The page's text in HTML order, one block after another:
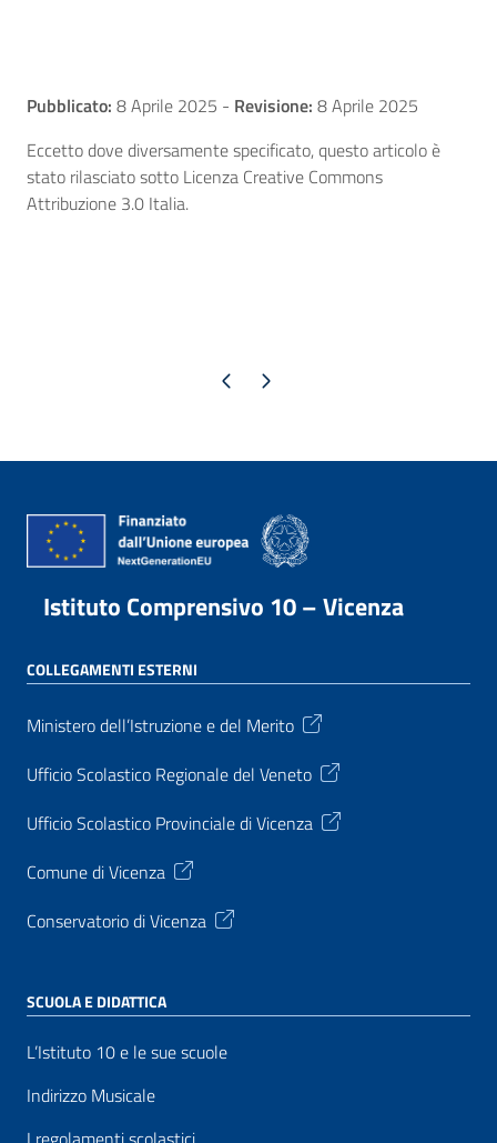
Pubblicato: 8 Aprile 2025 - Revisione: 8 Aprile 2025
Eccetto dove diversamente specificato, questo articolo è
stato rilasciato sotto Licenza Creative Commons
Attribuzione 3.0 Italia.
Pagina precedente
Pagina successiva
Istituto Comprensivo 10 – Vicenza
COLLEGAMENTI ESTERNI
Ministero dell’Istruzione e del Merito
Ufficio Scolastico Regionale del Veneto
Ufficio Scolastico Provinciale di Vicenza
Comune di Vicenza
Conservatorio di Vicenza
SCUOLA E DIDATTICA
L’Istituto 10 e le sue scuole
Indirizzo Musicale